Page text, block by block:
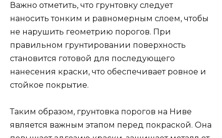
Важно отметить, что грунтовку следует
наносить тонким и равномерным слоем, чтобы
не нарушить геометрию порогов. При
правильном грунтировании поверхность
становится готовой для последующего
нанесения краски, что обеспечивает ровное и
стойкое покрытие.
Таким образом, грунтовка порогов на Ниве
является важным этапом перед покраской. Она